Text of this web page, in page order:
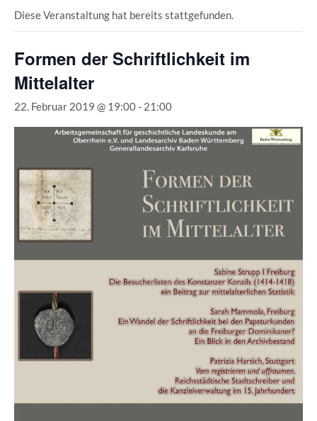
Diese Veranstaltung hat bereits stattgefunden.
Formen der Schriftlichkeit im
Mittelalter
22. Februar 2019 @ 19:00- 21:00